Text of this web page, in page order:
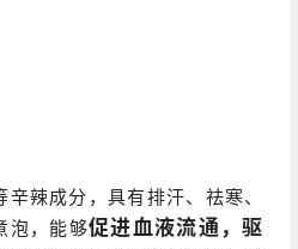
辣成分，具有排汗、祛寒、
泡，能够促进血液流通，驱